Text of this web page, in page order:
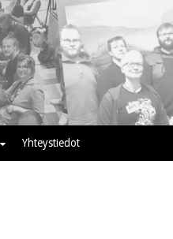
Yhteystiedot